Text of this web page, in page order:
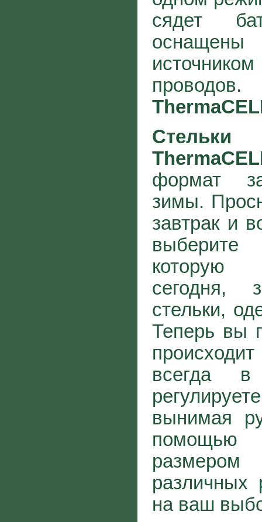
сядет
Стельки
формат
зимы.
завтрак и
которую
сегодня,
стельки,
Теперь вы
всегда
вынимая
на ваш